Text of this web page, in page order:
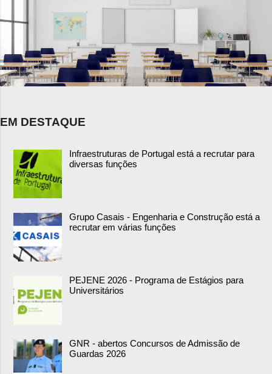
EM DESTAQUE
Infraestruturas de Portugal está a recrutar para
diversas funções
Grupo Casais - Engenharia e Construção está a
recrutar em várias funções
PEJENE 2026 - Programa de Estágios para
Universitários
GNR - abertos Concursos de Admissão de
Guardas 2026